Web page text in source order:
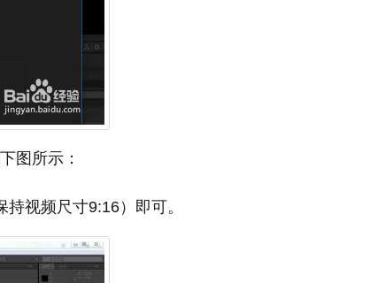
图所示：
视频尺寸9:16）即可。